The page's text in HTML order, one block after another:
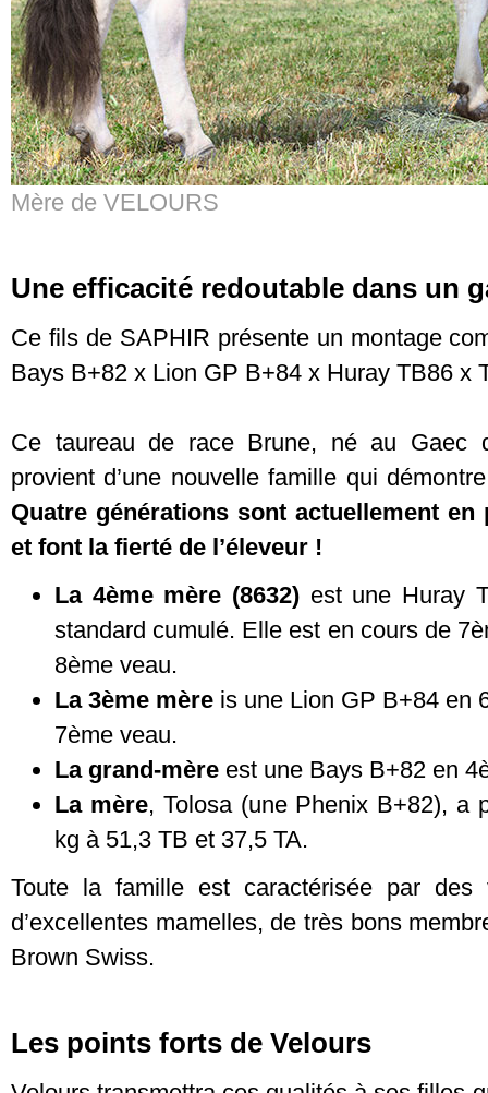
Mère de VELOURS
Une efficacité redoutable dans un
Ce fils de SAPHIR présente un montage
Bays B+82 x Lion GP B+84 x Huray TB86 x
Ce taureau de race Brune, né au Gaec
provient d’une nouvelle famille qui
Quatre générations sont actuellement
et font la fierté de l’éleveur !
La 4ème mère (8632) est une Huray
standard cumulé. Elle est en cours de
8ème veau.
La 3ème mère is une Lion GP B+84 en
7ème veau.
La grand-mère est une Bays B+82 en
La mère, Tolosa (une Phenix B+82), a
kg à 51,3 TB et 37,5 TA.
Toute la famille est caractérisée par
d’excellentes mamelles, de très bons
Brown Swiss.
Les points forts de Velours